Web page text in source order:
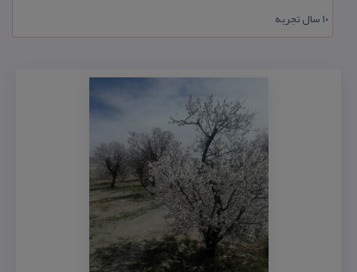
۱۰ سال تجربه